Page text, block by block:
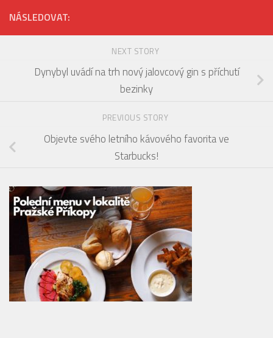
NÁSLEDOVAT:
NEXT STORY
Dynybyl uvádí na trh nový jalovcový gin s příchutí
bezinky
PREVIOUS STORY
Objevte svého letního kávového favorita ve
Starbucks!